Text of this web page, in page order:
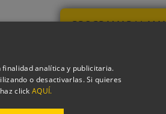
PROGRAMAR
finalidad analítica y publicitaria.
o desactivarlas. Si quieres
click AQUÍ.